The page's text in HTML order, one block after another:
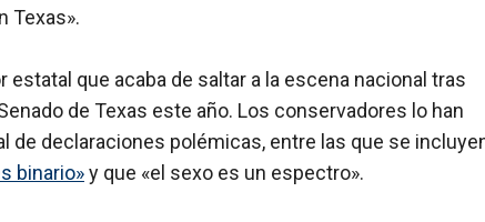
Texas».
que acaba de saltar a la escena nacional tras
de Texas este año. Los conservadores lo han
de declaraciones polémicas, entre las que se
binario»y que «el sexo es un espectro».